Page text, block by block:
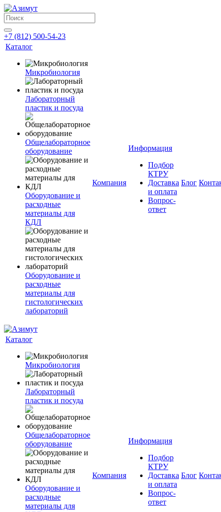
+7 (812) 500-54-23
Каталог
Микробиология
Лабораторный
пластик и посуда
Общелабораторное
оборудование
Оборудование и
расходные
материалы для
КДЛ
Оборудование и
расходные
материалы для
гистологических
лабораторий
Компания
Информация
Подбор
КТРУ
Доставка
и оплата
Вопрос-
ответ
Блог
Каталог
Микробиология
Лабораторный
пластик и посуда
Общелабораторное
оборудование
Оборудование и
расходные
материалы для
Компания
Информация
Подбор
КТРУ
Доставка
и оплата
Вопрос-
ответ
Блог